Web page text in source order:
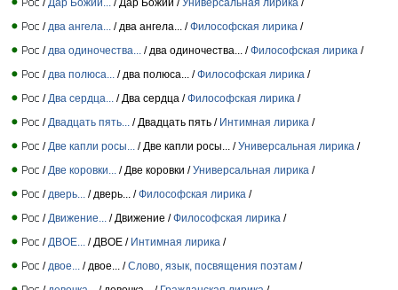
/ два ангела... / два ангела... /Философская лирика /
/ два одиночества... / два одиночества... /Философская лирика /
/ два полюса... / два полюса... /Философская лирика /
/ Два сердца... / Два сердца /Философская лирика /
/ Двадцать пять... / Двадцать пять / Интимная лирика /
/ Две капли росы... / Две капли росы... /Универсальная лирика /
/ Две коровки... / Две коровки /Универсальная лирика /
/ дверь... / дверь... /Философская лирика /
/ Движение... / Движение /Философская лирика /
/ ДВОЕ... / ДВОЕ / Интимная лирика /
/ двое... / двое... /Слово, язык, посвящения поэтам /